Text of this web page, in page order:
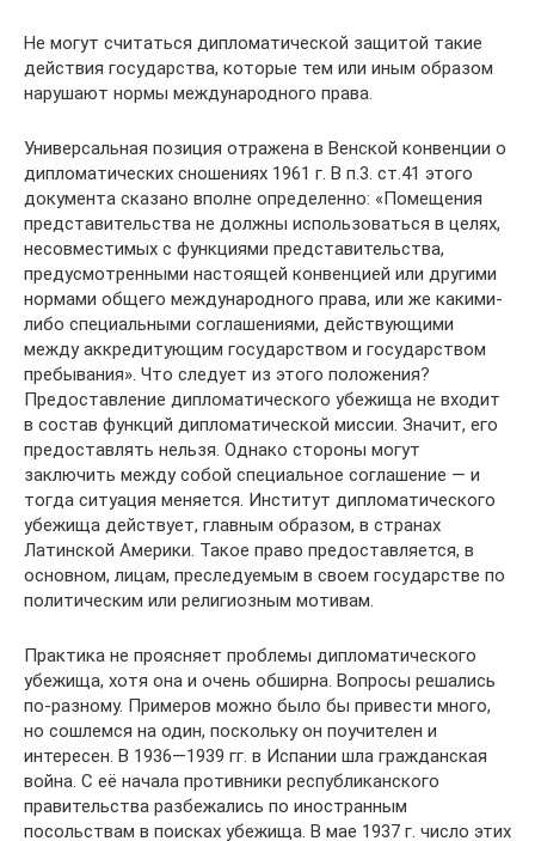
Не могут считаться дипломатической защитой такие
действия государства, которые тем или иным образом
нарушают нормы международного права.
Универсальная позиция отражена в Венской конвенции о
дипломатических сношениях 1961 г. В п.3. ст.41 этого
документа сказано вполне определенно: «Помещения
представительства не должны использоваться в целях,
несовместимых с функциями представительства,
предусмотренными настоящей конвенцией или другими
нормами общего международного права, или же какими-
либо специальными соглашениями, действующими
между аккредитующим государством и государством
пребывания». Что следует из этого положения?
Предоставление дипломатического убежища не входит
в состав функций дипломатической миссии. Значит, его
предоставлять нельзя. Однако стороны могут
заключить между собой специальное соглашение — и
тогда ситуация меняется. Институт дипломатического
убежища действует, главным образом, в странах
Латинской Америки. Такое право предоставляется, в
основном, лицам, преследуемым в своем государстве по
политическим или религиозным мотивам.
Практика не проясняет проблемы дипломатического
убежища, хотя она и очень обширна. Вопросы решались
по-разному. Примеров можно было бы привести много,
но сошлемся на один, поскольку он поучителен и
интересен. В 1936—1939 гг. в Испании шла гражданская
война. С её начала противники республиканского
правительства разбежались по иностранным
посольствам в поисках убежища. В мае 1937 г. число этих